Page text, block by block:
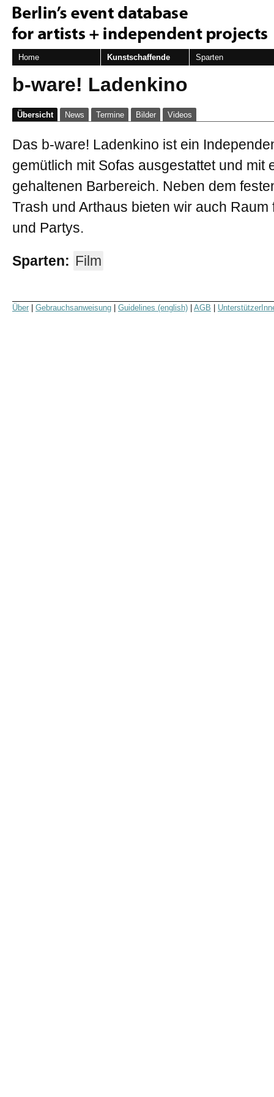
Home Kunstschaffende Sparten
b-ware! Ladenkino
Übersicht News Termine Bilder Videos
Das b-ware! Ladenkino ist ein
gemütlich mit Sofas ausgestattet und mit
gehaltenen Barbereich. Neben dem
Trash und Arthaus bieten wir auch
und Partys.
Sparten: Film
Über Gebrauchsanweisung Guidelines (english) AGB